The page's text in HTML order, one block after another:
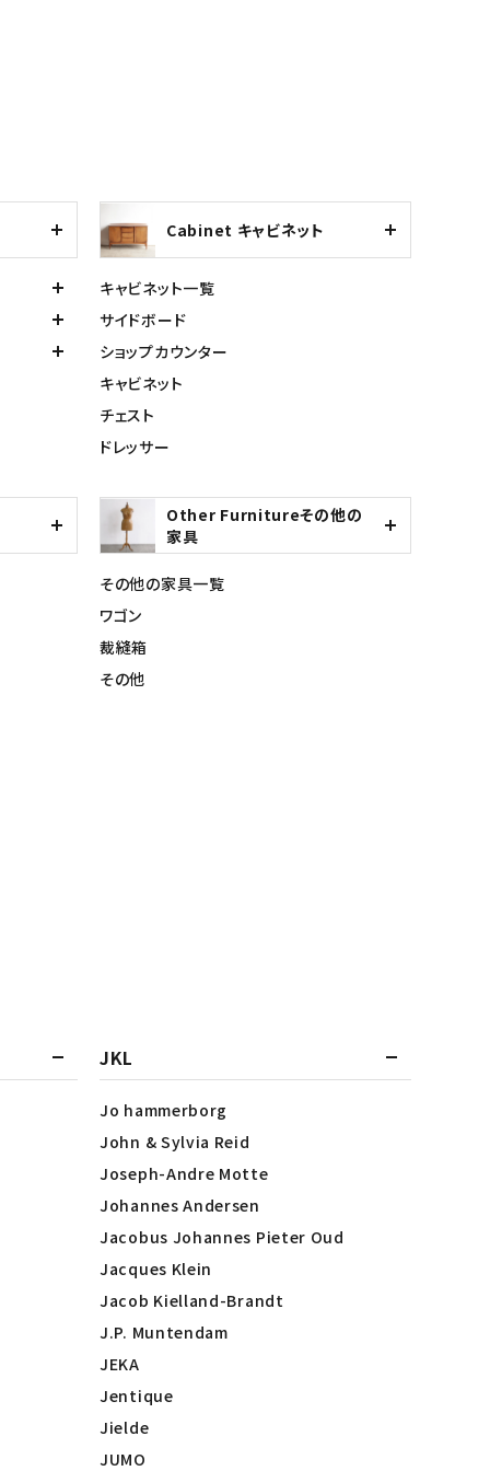
Cabinet キャビネット
キャビネット一覧
サイドボード
ショップカウンター
キャビネット
チェスト
ドレッサー
Other Furnitureその他の
家具
その他の家具一覧
ワゴン
裁縫箱
その他
JKL
Jo hammerborg
John & Sylvia Reid
Joseph-Andre Motte
Johannes Andersen
Jacobus Johannes Pieter Oud
Jacques Klein
Jacob Kielland-Brandt
J.P. Muntendam
JEKA
Jentique
Jielde
JUMO